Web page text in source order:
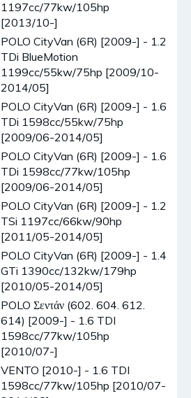
1197cc/77kw/105hp
[2013/10-]
POLO CityVan (6R) [2009-] - 1.2
TDi BlueMotion
1199cc/55kw/75hp [2009/10-
2014/05]
POLO CityVan (6R) [2009-] - 1.6
TDi 1598cc/55kw/75hp
[2009/06-2014/05]
POLO CityVan (6R) [2009-] - 1.6
TDi 1598cc/77kw/105hp
[2009/06-2014/05]
POLO CityVan (6R) [2009-] - 1.2
TSi 1197cc/66kw/90hp
[2011/05-2014/05]
POLO CityVan (6R) [2009-] - 1.4
GTi 1390cc/132kw/179hp
[2010/05-2014/05]
POLO Σεντάν (602. 604. 612.
614) [2009-] - 1.6 TDI
1598cc/77kw/105hp
[2010/07-]
VENTO [2010-] - 1.6 TDI
1598cc/77kw/105hp [2010/07-